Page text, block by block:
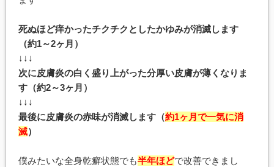
死ぬほど痒かったチクチクとしたかゆみが消滅します
（約1～2ヶ月）
↓↓↓
次に皮膚炎の白く盛り上がった分厚い皮膚が薄くなりま
す（約2～3ヶ月）
↓↓↓
最後に皮膚炎の赤味が消滅します（約1ヶ月で一気に消
滅）
僕みたいな全身乾癬状態でも半年ほどで改善できまし